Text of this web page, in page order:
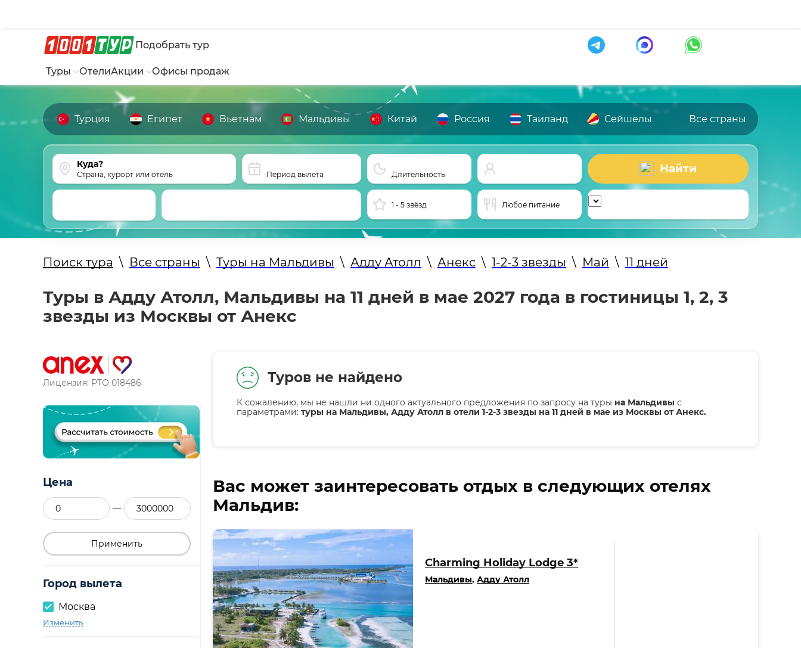
Подобрать тур
Туры ОтелиАкции Офисы продаж
Турция Египет Вьетнам Мальдивы Китай Россия Таиланд Сейшелы Все страны
Страна, курорт или отель Период вылета Длительность Найти
1 - 5 звёзд Любое питание
Поиск тура \ Все страны \ Туры на Мальдивы \ Адду Атолл \ Анекс \ 1-2-3 звезды \ Май \ 11 дней
Туры в Адду Атолл, Мальдивы на 11 дней в мае 2027 года в гостиницы 1, 2, 3
звезды из Москвы от Анекс
Лицензия: РТО 018486
Цена
—
Применить
Город вылета
Москва
Изменить
Туров не найдено
К сожалению, мы не нашли ни одного актуального предложения по запросу на туры на Мальдивы с
параметрами: туры на Мальдивы, Адду Атолл в отели 1-2-3 звезды на 11 дней в мае из Москвы от Анекс.
Вас может заинтересовать отдых в следующих отелях
Мальдив:
Charming Holiday Lodge 3*
Мальдивы, Адду Атолл